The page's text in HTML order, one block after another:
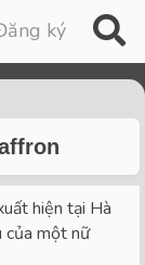
ký
hiện tại Hà
của một nữ